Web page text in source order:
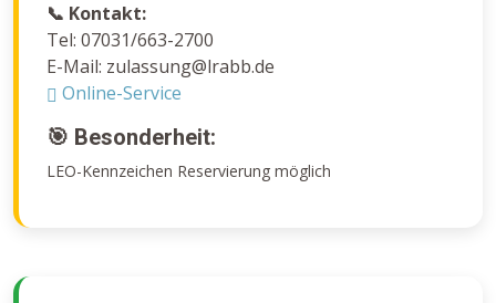
📞 Kontakt:
Tel: 07031/663-2700
E-Mail: zulassung@lrabb.de
Online-Service
🎯 Besonderheit:
LEO-Kennzeichen Reservierung möglich